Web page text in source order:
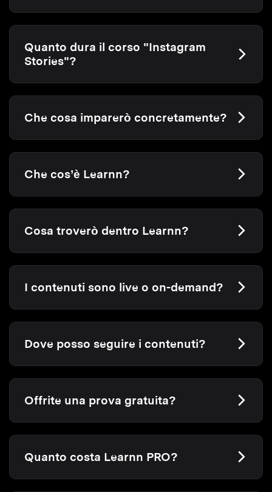
Quanto dura il corso "Instagram
Stories"?
Che cosa imparerò concretamente?
Che cos’è Learnn?
Cosa troverò dentro Learnn?
I contenuti sono live o on-demand?
Dove posso seguire i contenuti?
Offrite una prova gratuita?
Quanto costa Learnn PRO?